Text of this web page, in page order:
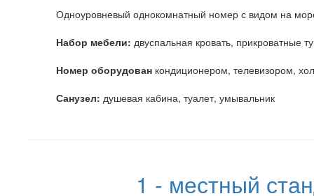
Одноуровневый однокомнатный номер с видом на
Набор мебели: двуспальная кровать, прикроватные
Номер оборудован кондиционером, телевизором,
Санузел: душевая кабина, туалет, умывальник
1 - местный